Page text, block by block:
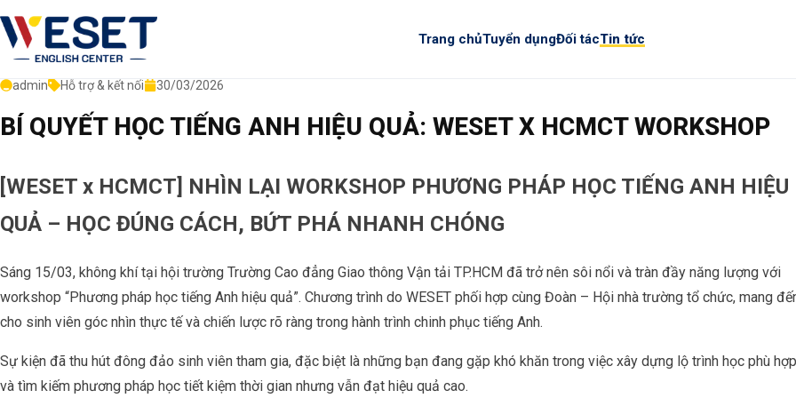
Bỏ qua menu, vào nội dung chính
Trang chủTuyển dụngĐối tácTin tức
admin Hỗ trợ & kết nối 30/03/2026
BÍ QUYẾT HỌC TIẾNG ANH HIỆU QUẢ: WESET X HCMCT WORKSHOP
[WESET x HCMCT] NHÌN LẠI WORKSHOP PHƯƠNG PHÁP HỌC TIẾNG ANH HIỆU
QUẢ – HỌC ĐÚNG CÁCH, BỨT PHÁ NHANH CHÓNG
Sáng 15/03, không khí tại hội trường Trường Cao đẳng Giao thông Vận tải TP.HCM đã trở nên sôi nổi và tràn đầy năng lượng với
workshop “Phương pháp học tiếng Anh hiệu quả”. Chương trình do WESET phối hợp cùng Đoàn – Hội nhà trường tổ chức, mang
cho sinh viên góc nhìn thực tế và chiến lược rõ ràng trong hành trình chinh phục tiếng Anh.
Sự kiện đã thu hút đông đảo sinh viên tham gia, đặc biệt là những bạn đang gặp khó khăn trong việc xây dựng lộ trình học phù hợp
và tìm kiếm phương pháp học tiết kiệm thời gian nhưng vẫn đạt hiệu quả cao.